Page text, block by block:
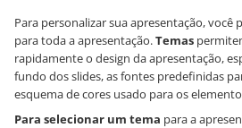
Para personalizar sua apresentação, você
para toda a apresentação.Temas
rapidamente o design da apresentação,
fundo dos slides, as fontes predefinidas
esquema de cores usado para os
Para selecionar um tema para a